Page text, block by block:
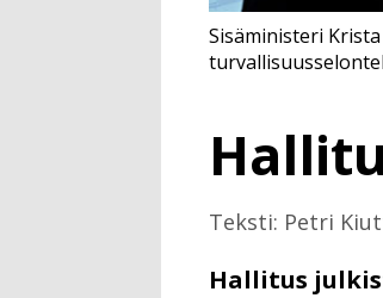
Teksti: Petri
Hallitus
Sisäministeri